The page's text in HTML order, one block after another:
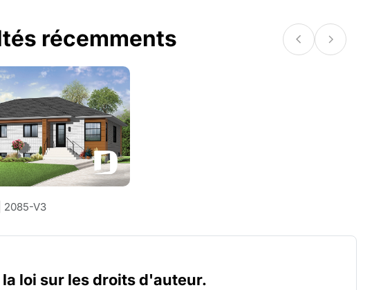
3068
récemments
| 2085-V3
loi sur les droits d'auteur.